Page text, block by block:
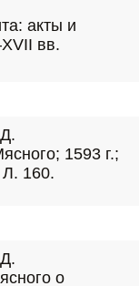
акты и
вв.
1593 г.;
160.
о